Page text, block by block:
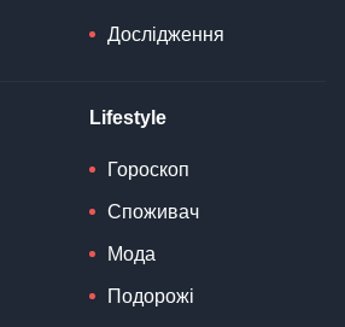
Дослідження
Lifestyle
Гороскоп
Споживач
Мода
Подорожі